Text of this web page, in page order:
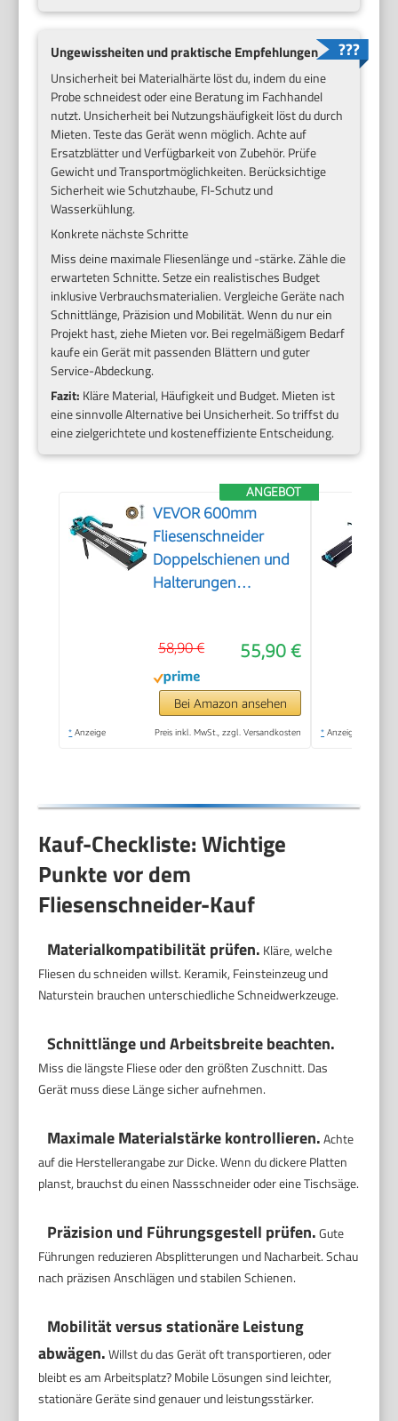
Ungewissheiten und praktische Empfehlungen
Unsicherheit bei Materialhärte löst du, indem du eine
Probe schneidest oder eine Beratung im Fachhandel
nutzt. Unsicherheit bei Nutzungshäufigkeit löst du durch
Mieten. Teste das Gerät wenn möglich. Achte auf
Ersatzblätter und Verfügbarkeit von Zubehör. Prüfe
Gewicht und Transportmöglichkeiten. Berücksichtige
Sicherheit wie Schutzhaube, FI-Schutz und
Wasserkühlung.
Konkrete nächste Schritte
Miss deine maximale Fliesenlänge und -stärke. Zähle die
erwarteten Schnitte. Setze ein realistisches Budget
inklusive Verbrauchsmaterialien. Vergleiche Geräte nach
Schnittlänge, Präzision und Mobilität. Wenn du nur ein
Projekt hast, ziehe Mieten vor. Bei regelmäßigem Bedarf
kaufe ein Gerät mit passenden Blättern und guter
Service-Abdeckung.
Fazit: Kläre Material, Häufigkeit und Budget. Mieten ist
eine sinnvolle Alternative bei Unsicherheit. So triffst du
eine zielgerichtete und kosteneffiziente Entscheidung.
ANGEBOT
VEVOR 600mm
Fliesenschneider
Doppelschienen und
Halterungen
in Kappe mit
Präzisionslaser
Manuelle
Fliesenschneider-
Werkzeuge zum
55,90 €
58,90 €
Bei Amazon ansehen
* Anzeige Preis inkl. MwSt., zzgl. Versandkosten * Anzeige
Kauf-Checkliste: Wichtige
Punkte vor dem
Fliesenschneider-Kauf
Materialkompatibilität prüfen. Kläre, welche
Fliesen du schneiden willst. Keramik, Feinsteinzeug und
Naturstein brauchen unterschiedliche Schneidwerkzeuge.
Schnittlänge und Arbeitsbreite beachten.
Miss die längste Fliese oder den größten Zuschnitt. Das
Gerät muss diese Länge sicher aufnehmen.
Maximale Materialstärke kontrollieren.Achte
auf die Herstellerangabe zur Dicke. Wenn du dickere Platten
planst, brauchst du einen Nassschneider oder eine Tischsäge.
Präzision und Führungsgestell prüfen.Gute
Führungen reduzieren Absplitterungen und Nacharbeit. Schau
nach präzisen Anschlägen und stabilen Schienen.
Mobilität versus stationäre Leistung
abwägen.Willst du das Gerät oft transportieren, oder
bleibt es am Arbeitsplatz? Mobile Lösungen sind leichter,
stationäre Geräte sind genauer und leistungsstärker.